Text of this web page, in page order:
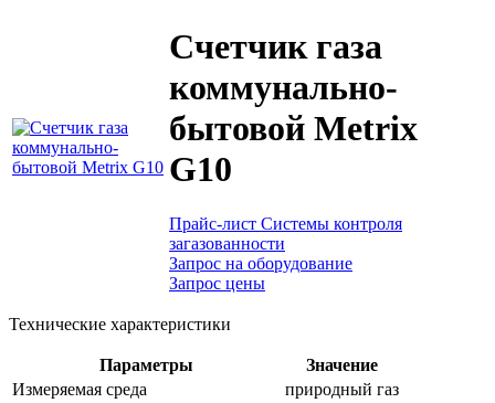
Счетчик газа
коммунально-
бытовой Metrix
G10
Прайс-лист Системы контроля
загазованности
Запрос на оборудование
Запрос цены
Технические характеристики
Параметры
Значение
Измеряемая среда
природный газ